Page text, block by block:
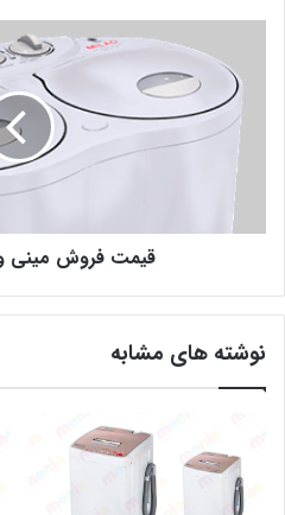
قیمت فروش مینی
نوشته های مشابه